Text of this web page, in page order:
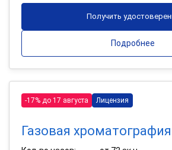
Получить
Подробнее
-17% до 17 августа Лицензия
Газовая хроматография